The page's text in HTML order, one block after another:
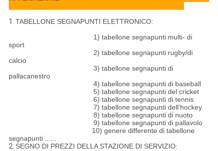
1. TABELLONE SEGNAPUNTI ELETTRONICO:
1) tabellone segnapunti multi- di
sport
2) tabellone segnapunti rugby/di
calcio
3) tabellone segnapunti di
pallacanestro
4) tabellone segnapunti di baseball
5) tabellone segnapunti del cricket
6) tabellone segnapunti di tennis
7) tabellone segnapunti dell'hockey
8) tabellone segnapunti di nuoto
9) tabellone segnapunti di pallavolo
10) genere differente di tabellone
segnapunti ......
2. SEGNO DI PREZZI DELLA STAZIONE DI SERVIZIO: